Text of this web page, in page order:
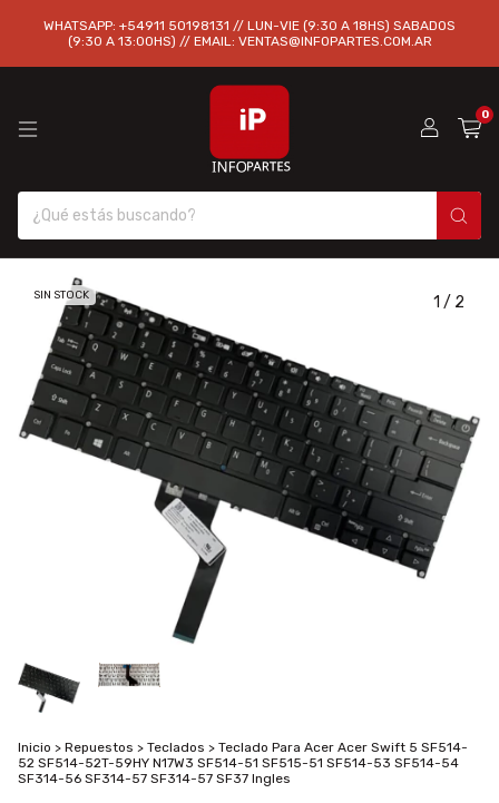
WHATSAPP: +54911 50198131 // LUN-VIE (9:30 A 18HS) SABADOS
(9:30 A 13:00HS) // EMAIL: VENTAS@INFOPARTES.COM.AR
0
SIN STOCK 1 / 2
Inicio > Repuestos > Teclados > Teclado Para Acer Acer Swift 5 SF514-
52 SF514-52T-59HY N17W3 SF514-51 SF515-51 SF514-53 SF514-54
SF314-56 SF314-57 SF314-57 SF37 Ingles